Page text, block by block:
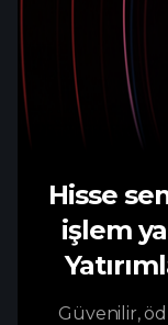
Hisse
işlem
Güvenilir,